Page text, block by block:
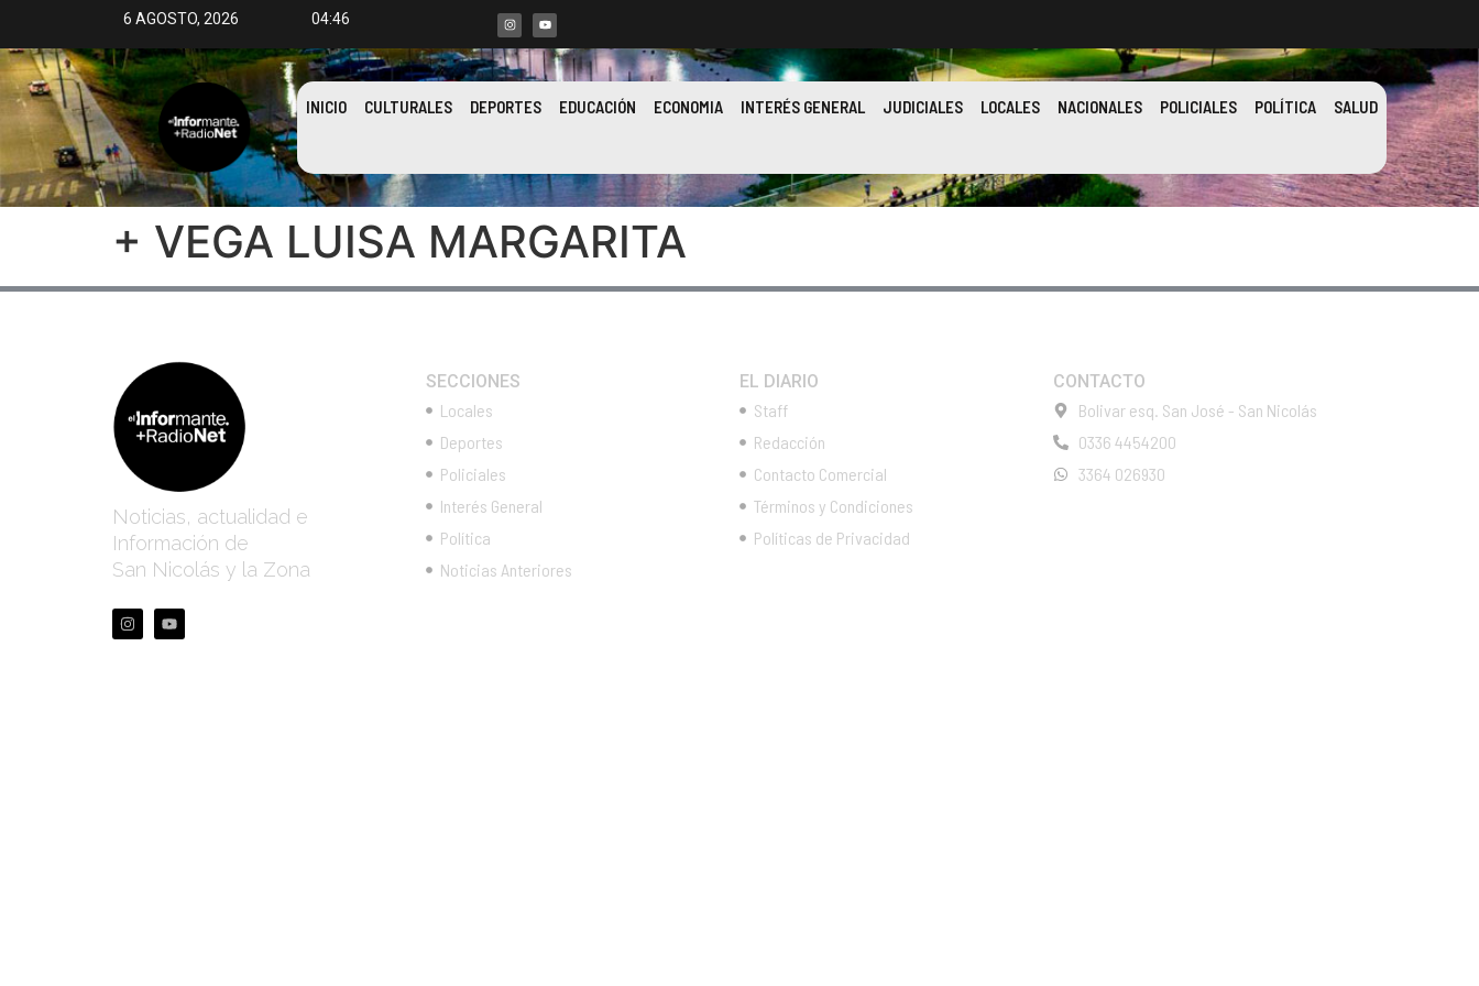
6 AGOSTO, 2026 04:46
INICIO CULTURALES DEPORTES EDUCACIÓN ECONOMIA INTERÉS GENERAL JUDICIALES LOCALES NACIONALES POLICIALES POLÍTICA SALUD
+ VEGA LUISA MARGARITA
Noticias, actualidad e
Información de
San Nicolás y la Zona
SECCIONES
Locales
Deportes
Policiales
Interés General
Política
Noticias Anteriores
EL DIARIO
Staff
Redacción
Contacto Comercial
Términos y Condiciones
Políticas de Privacidad
CONTACTO
Bolivar esq. San José - San Nicolás
0336 4454200
3364 026930